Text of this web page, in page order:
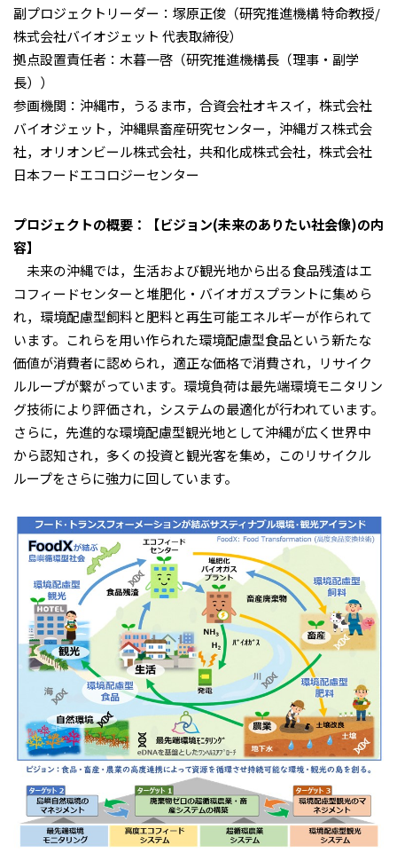
副プロジェクトリーダー：塚原正俊（研究推進機構 特命教授/
株式会社バイオジェット 代表取締役）
拠点設置責任者：木暮一啓（研究推進機構長（理事・副学
長））
参画機関：沖縄市，うるま市，合資会社オキスイ，株式会社
バイオジェット，沖縄県畜産研究センター，沖縄ガス株式会
社，オリオンビール株式会社，共和化成株式会社，株式会社
日本フードエコロジーセンター
プロジェクトの概要：【ビジョン(未来のありたい社会像)の内
容】
未来の沖縄では，生活および観光地から出る食品残渣はエ
コフィードセンターと堆肥化・バイオガスプラントに集めら
れ，環境配慮型飼料と肥料と再生可能エネルギーが作られて
います。これらを用い作られた環境配慮型食品という新たな
価値が消費者に認められ，適正な価格で消費され，リサイク
ルループが繋がっています。環境負荷は最先端環境モニタリン
グ技術により評価され，システムの最適化が行われています。
さらに，先進的な環境配慮型観光地として沖縄が広く世界中
から認知され，多くの投資と観光客を集め，このリサイクル
ループをさらに強力に回しています。